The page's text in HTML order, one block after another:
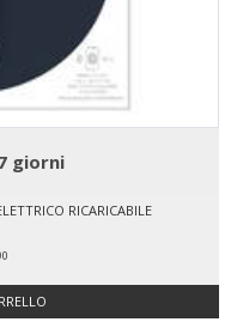
giorni
RICARICABILE